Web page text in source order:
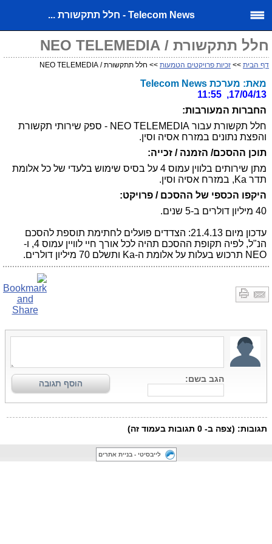
Telecom News - חלל תתקשורת ...
חלל תתקשורת / NEO TELEMEDIA
דף הבית >> זכיות פרויקטים הטמעות >> חלל תתקשורת / NEO TELEMEDIA
מאת: מערכת Telecom News
17/04/13, 11:55
החברות המעורבות:
חלל תקשורת עבור NEO TELEMEDIA - ספק שירותי תקשורת
והפצת נתונים במזרח אסיה וסין.
תוכן ההסכם/ הזמנה / זכייה:
מתן שירותים בלווין עמוס 4 על בסיס שימוש בלעדי של כל אלומת
תדר Ka, במזרח אסיה וסין.
היקפו הכספי של ההסכם / פרויקט:
40 מיליון דולרים ב-5 שנים.
עדכון מיום 21.4.13: הצדדים פועלים לחתימת תוספת להסכם
הנ"ל, לפיה תקופת ההסכם תהיה לכל אורך חיי לוויין עמוס 4, ו-
NEO תרכוש בעלות על אלומת ה-Ka ותשלם 70 מיליון דולרים.
לייבסיטי - בניית אתרים